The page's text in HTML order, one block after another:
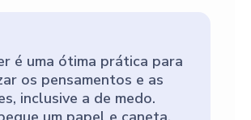
é uma ótima prática para
os pensamentos e as
inclusive a de medo.